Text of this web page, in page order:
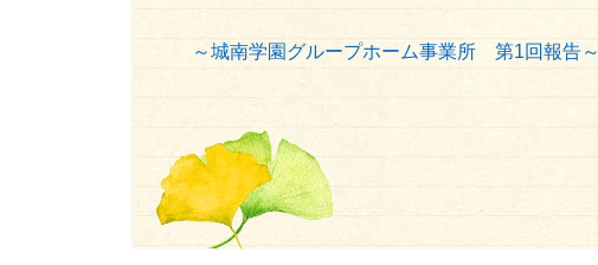
～城南学園グループホーム事業所 第1回報告～